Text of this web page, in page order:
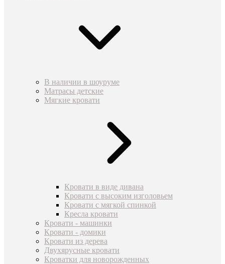
В наличии в шоуруме
Матрасы детские
Мягкие кровати
Кровати в виде дивана
Кровати с высоким изголовьем
Кровати с мягкой спинкой
Кресла кровати
Кровати - машинки
Кровати - домики
Кровати из дерева
Двухярусные кровати
Кроватки для новорожденных